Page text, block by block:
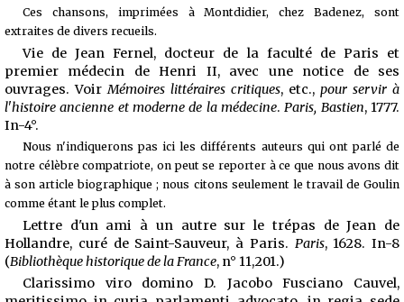
Ces chansons, imprimées à Montdidier, chez Badenez, sont
extraites de divers recueils.
Vie de Jean Fernel, docteur de la faculté de Paris et
premier médecin de Henri II, avec une notice de ses
ouvrages. VoirMémoires littéraires critiques, etc., pour servir à
l'histoire ancienne et moderne de la médecine.Paris, Bastien, 1777.
In-4°.
Nous n'indiquerons pas ici les différents auteurs qui ont parlé de
notre célèbre compatriote, on peut se reporter à ce que nous avons dit
à son article biographique ; nous citons seulement le travail de Goulin
comme étant le plus complet.
Lettre d'un ami à un autre sur le trépas de Jean de
Hollandre, curé de Saint-Sauveur, à Paris. Paris, 1628. In-8
(Bibliothèque historique de la France, n° 11,201.)
Clarissimo viro domino D. Jacobo Fusciano Cauvel,